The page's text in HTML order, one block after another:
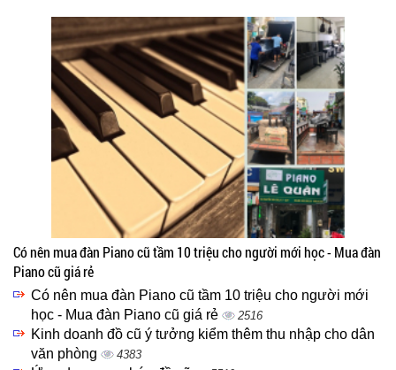
Có nên mua đàn Piano cũ tầm 10 triệu cho người mới học - Mua đàn
Piano cũ giá rẻ
Có nên mua đàn Piano cũ tầm 10 triệu cho người mới
học - Mua đàn Piano cũ giá rẻ
2516
Kinh doanh đồ cũ ý tưởng kiểm thêm thu nhập cho dân
văn phòng
4383